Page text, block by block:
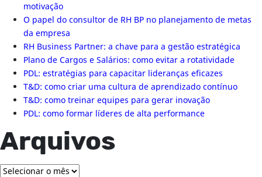
motivação
O papel do consultor de RH BP no planejamento de metas
da empresa
RH Business Partner: a chave para a gestão estratégica
Plano de Cargos e Salários: como evitar a rotatividade
PDL: estratégias para capacitar lideranças eficazes
T&D: como criar uma cultura de aprendizado contínuo
T&D: como treinar equipes para gerar inovação
PDL: como formar líderes de alta performance
Arquivos
Arquivos